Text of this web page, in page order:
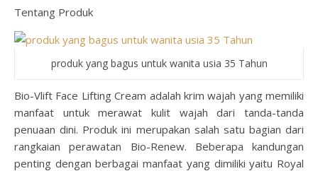
Tentang Produk
produk yang bagus untuk wanita usia 35 Tahun
Bio-Vlift Face Lifting Cream adalah krim wajah yang memiliki
manfaat untuk merawat kulit wajah dari tanda-tanda
penuaan dini. Produk ini merupakan salah satu bagian dari
rangkaian perawatan Bio-Renew. Beberapa kandungan
penting dengan berbagai manfaat yang dimiliki yaitu Royal